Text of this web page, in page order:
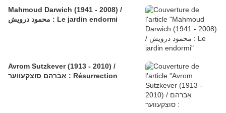
Mahmoud Darwich (1941 - 2008) /
محمود درويش : Le jardin endormi
Avrom Sutzkever (1913 - 2010) /
אַבֿרהם סוצקעווער : Résurrection